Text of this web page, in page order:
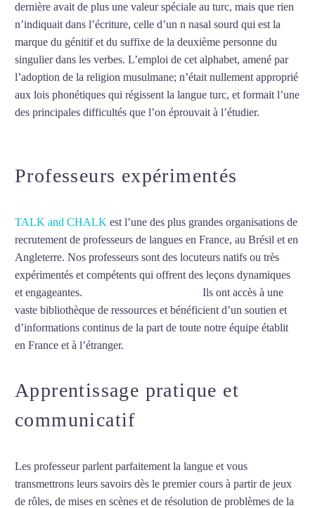
dernière avait de plus une valeur spéciale au turc, mais que rien
n’indiquait dans l’écriture, celle d’un n nasal sourd qui est la
marque du génitif et du suffixe de la deuxième personne du
singulier dans les verbes. L’emploi de cet alphabet, amené par
l’adoption de la religion musulmane; n’était nullement approprié
aux lois phonétiques qui régissent la langue turc, et formait l’une
des principales difficultés que l’on éprouvait à l’étudier.
Professeurs expérimentés
TALK and CHALK est l’une des plus grandes organisations de
recrutement de professeurs de langues en France, au Brésil et en
Angleterre. Nos professeurs sont des locuteurs natifs ou très
expérimentés et compétents qui offrent des leçons dynamiques
et engageantes.
Ils ont accès à une
vaste bibliothèque de ressources et bénéficient d’un soutien et
d’informations continus de la part de toute notre équipe établit
en France et à l’étranger.
Apprentissage pratique et
communicatif
Les professeur parlent parfaitement la langue et vous
transmettrons leurs savoirs dès le premier cours à partir de jeux
de rôles, de mises en scènes et de résolution de problèmes de la